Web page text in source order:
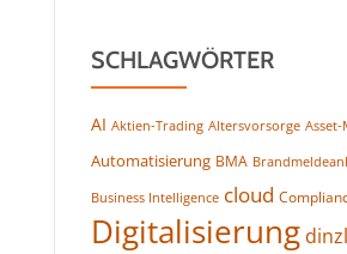
SCHLAGWÖRTER
AI Aktien-Trading Altersvorsorge
Automatisierung BMA
Business Intelligence cloud
Digitalisierung